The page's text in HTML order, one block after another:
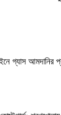
গ্যাস আমদানির